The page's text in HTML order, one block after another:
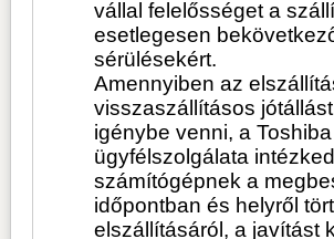
vállal felelősséget a
esetlegesen
sérülésekért.
Amennyiben az
visszaszállításos
igénybe venni, a Toshiba
ügyfélszolgálata
számítógépnek a
időpontban és helyről
elszállításáról, a javítást